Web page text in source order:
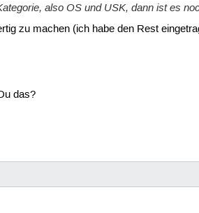
also OS und USK, dann ist es
zu machen (ich habe den Rest
das?